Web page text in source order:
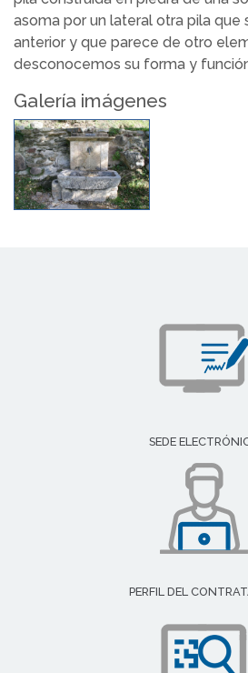
asoma por un lateral otra pila que
anterior y que parece de otro
desconocemos su forma y
Galería imágenes
SEDE
PERFIL DEL